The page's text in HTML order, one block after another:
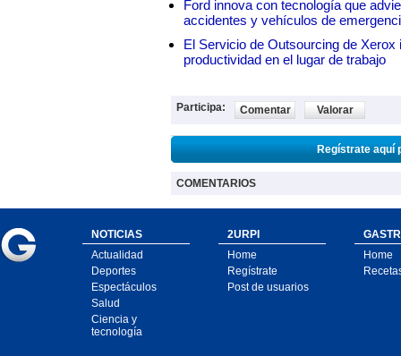
Ford innova con tecnología que
accidentes y vehículos de
El Servicio de Outsourcing de
productividad en el lugar de trabajo
Participa: Comentar Valorar
Regístrate aquí
COMENTARIOS
NOTICIAS
Actualidad
Deportes
Espectáculos
Salud
Ciencia y
tecnología
2URPI
Home
Regístrate
Post de usuarios
Home